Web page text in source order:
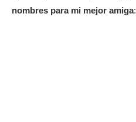
nombres para mi mejor amiga: